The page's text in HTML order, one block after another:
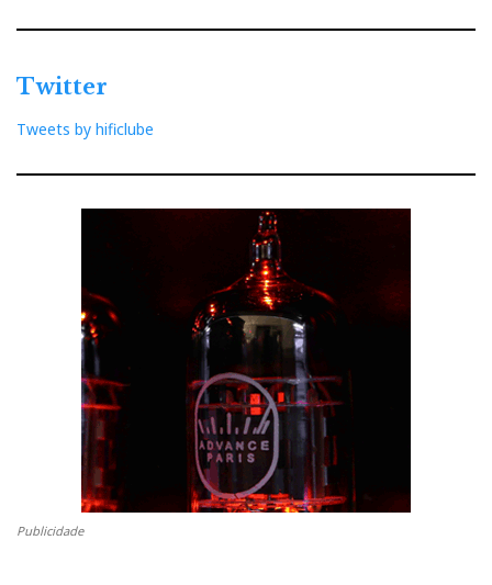
Twitter
Tweets by hificlube
Publicidade